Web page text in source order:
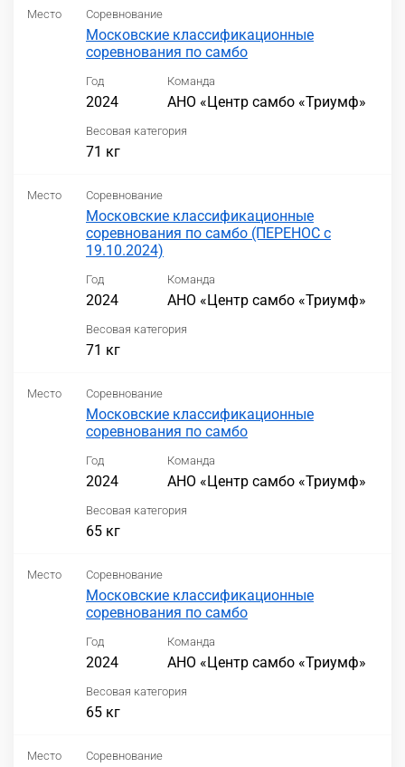
Место Соревнование
Московские классификационные
соревнования по самбо
Год
2024
Команда
АНО «Центр самбо «Триумф»
Весовая категория
71 кг
Место Соревнование
Московские классификационные
соревнования по самбо (ПЕРЕНОС с
19.10.2024)
Год
2024
Команда
АНО «Центр самбо «Триумф»
Весовая категория
71 кг
Место Соревнование
Московские классификационные
соревнования по самбо
Год
2024
Команда
АНО «Центр самбо «Триумф»
Весовая категория
65 кг
Место Соревнование
Московские классификационные
соревнования по самбо
Год
2024
Команда
АНО «Центр самбо «Триумф»
Весовая категория
65 кг
Место Соревнование